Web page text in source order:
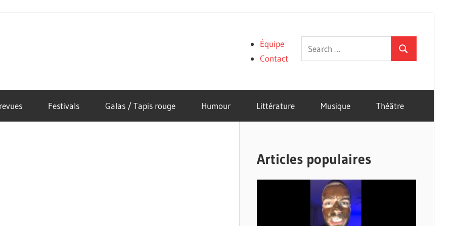
Search
for:
Search
Équipe
Contact
Festivals Galas / Tapis rouge Humour Littérature Musique Théâtre
Articles populaires